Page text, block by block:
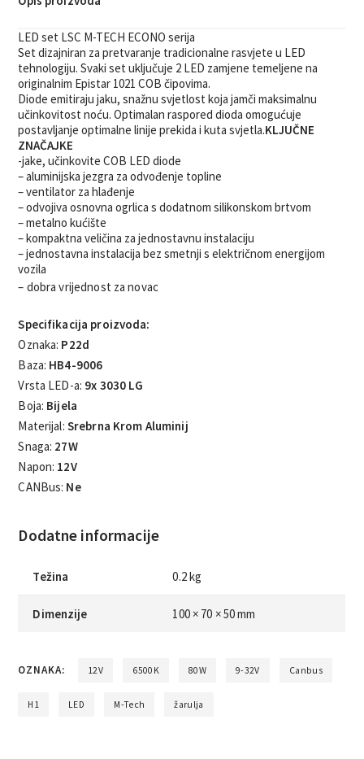
LED set LSC M-TECH ECONO serija
Set dizajniran za pretvaranje tradicionalne rasvjete u LED
tehnologiju. Svaki set uključuje 2 LED zamjene temeljene na
originalnim Epistar 1021 COB čipovima.
Diode emitiraju jaku, snažnu svjetlost koja jamči maksimalnu
učinkovitost noću. Optimalan raspored dioda omogućuje
postavljanje optimalne linije prekida i kuta svjetla.KLJUČNE
ZNAČAJKE
-jake, učinkovite COB LED diode
– aluminijska jezgra za odvođenje topline
– ventilator za hlađenje
– odvojiva osnovna ogrlica s dodatnom silikonskom brtvom
– metalno kućište
– kompaktna veličina za jednostavnu instalaciju
– jednostavna instalacija bez smetnji s električnom energijom
vozila
– dobra vrijednost za novac
Specifikacija proizvoda:
Oznaka: P22d
Baza: HB4-9006
Vrsta LED-a: 9x 3030 LG
Boja: Bijela
Materijal: Srebrna Krom Aluminij
Snaga: 27W
Napon: 12V
CANBus: Ne
Dodatne informacije
Težina 0.2 kg
Dimenzije 100 × 70 × 50 mm
OZNAKA: 12V 6500K 80W 9-32V Canbus
H1 LED M-Tech žarulja